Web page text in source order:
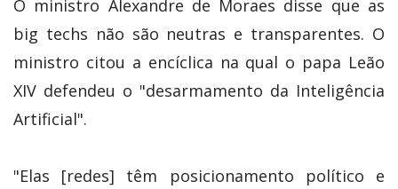
O ministro Alexandre de Moraes disse que as
big techs não são neutras e transparentes. O
ministro citou a encíclica na qual o papa Leão
XIV defendeu o "desarmamento da Inteligência
Artificial".
"Elas [redes] têm posicionamento político e